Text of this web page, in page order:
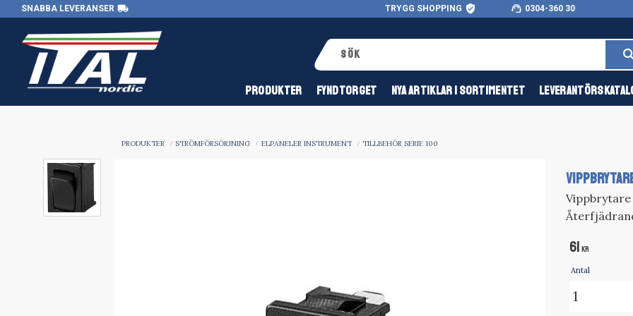
SNABBA LEVERANSER local_shipping TRYGG SHOPPING verified_user support_agent 0304-360 30
PRODUKTER FYNDTORGET NYA ARTIKLAR I SORTIMENTET
PRODUKTER STRÖMFÖRSÖRJNING ELPANELER INSTRUMENT TILLBEHÖR SERIE 100
Vippbrytare
61 KR
Antal